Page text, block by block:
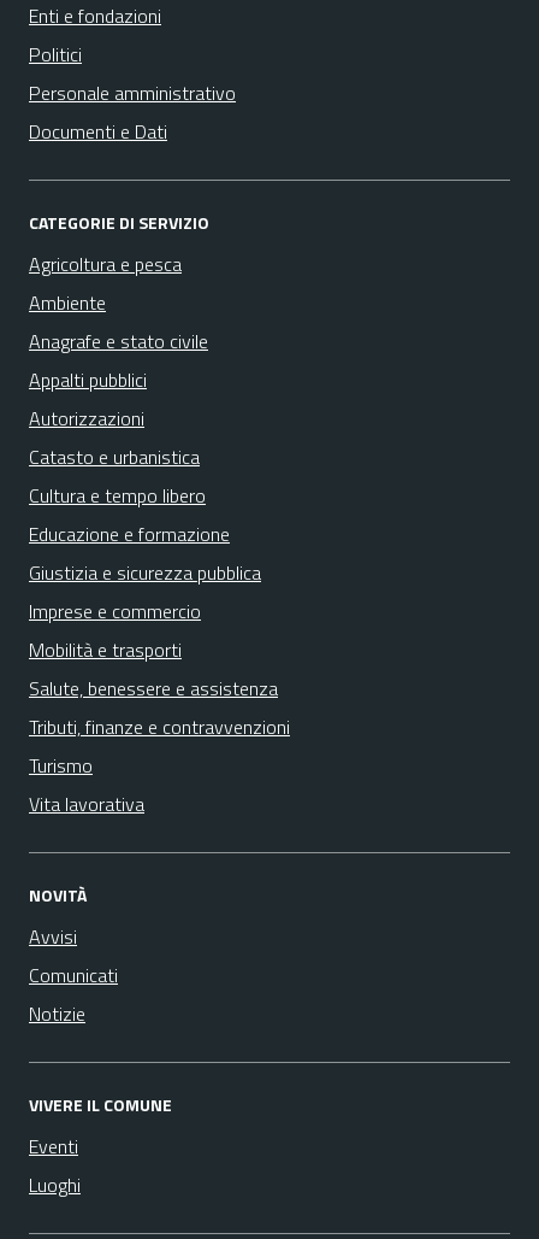
Enti e fondazioni
Politici
Personale amministrativo
Documenti e Dati
CATEGORIE DI SERVIZIO
Agricoltura e pesca
Ambiente
Anagrafe e stato civile
Appalti pubblici
Autorizzazioni
Catasto e urbanistica
Cultura e tempo libero
Educazione e formazione
Giustizia e sicurezza pubblica
Imprese e commercio
Mobilità e trasporti
Salute, benessere e assistenza
Tributi, finanze e contravvenzioni
Turismo
Vita lavorativa
NOVITÀ
Avvisi
Comunicati
Notizie
VIVERE IL COMUNE
Eventi
Luoghi